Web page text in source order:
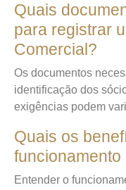
Quais
para registrar
Comercial?
Os documentos
identificação dos
exigências podem
Quais os
Entender o